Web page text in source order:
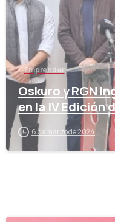
Emprender
Oskuro y RGN
en la IV Edición
6 de marzo de 2024